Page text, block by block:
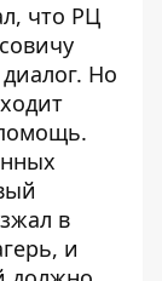
что РЦ
Но
в
и